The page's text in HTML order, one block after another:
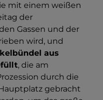
mit einem weißen
der
Gassen und der
wird, und
aus
, die am
durch die
gebracht